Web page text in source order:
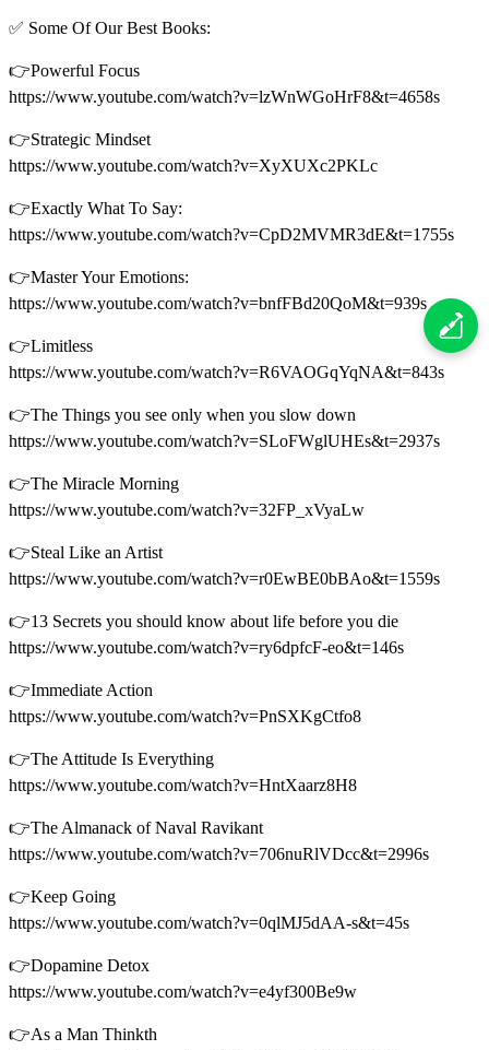
✅ Some Of Our Best Books:
👉Powerful Focus
https://www.youtube.com/watch?v=lzWnWGoHrF8&t=4658s
👉Strategic Mindset
https://www.youtube.com/watch?v=XyXUXc2PKLc
👉Exactly What To Say:
https://www.youtube.com/watch?v=CpD2MVMR3dE&t=1755s
👉Master Your Emotions:
https://www.youtube.com/watch?v=bnfFBd20QoM&t=939s
👉Limitless
https://www.youtube.com/watch?v=R6VAOGqYqNA&t=843s
👉The Things you see only when you slow down
https://www.youtube.com/watch?v=SLoFWglUHEs&t=2937s
👉The Miracle Morning
https://www.youtube.com/watch?v=32FP_xVyaLw
👉Steal Like an Artist
https://www.youtube.com/watch?v=r0EwBE0bBAo&t=1559s
👉13 Secrets you should know about life before you die
https://www.youtube.com/watch?v=ry6dpfcF-eo&t=146s
👉Immediate Action
https://www.youtube.com/watch?v=PnSXKgCtfo8
👉The Attitude Is Everything
https://www.youtube.com/watch?v=HntXaarz8H8
👉The Almanack of Naval Ravikant
https://www.youtube.com/watch?v=706nuRlVDcc&t=2996s
👉Keep Going
https://www.youtube.com/watch?v=0qlMJ5dAA-s&t=45s
👉Dopamine Detox
https://www.youtube.com/watch?v=e4yf300Be9w
👉As a Man Thinkth